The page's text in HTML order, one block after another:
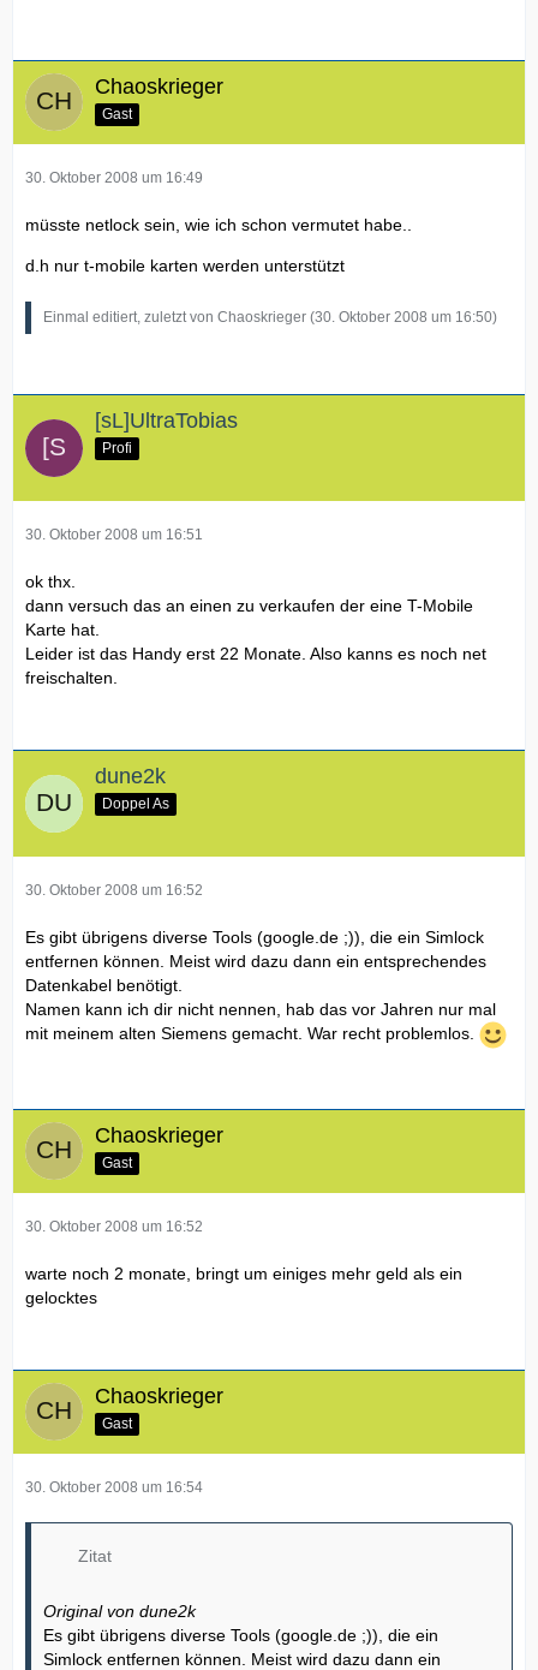
Chaoskrieger
Gast
30. Oktober 2008 um 16:49
müsste netlock sein, wie ich schon vermutet habe..
d.h nur t-mobile karten werden unterstützt
Einmal editiert, zuletzt von Chaoskrieger (30. Oktober 2008 um 16:50)
[sL]UltraTobias
Profi
30. Oktober 2008 um 16:51
ok thx.
dann versuch das an einen zu verkaufen der eine T-Mobile
Karte hat.
Leider ist das Handy erst 22 Monate. Also kanns es noch net
freischalten.
dune2k
Doppel As
30. Oktober 2008 um 16:52
Es gibt übrigens diverse Tools (google.de ;)), die ein Simlock
entfernen können. Meist wird dazu dann ein entsprechendes
Datenkabel benötigt.
Namen kann ich dir nicht nennen, hab das vor Jahren nur mal
mit meinem alten Siemens gemacht. War recht problemlos.
Chaoskrieger
Gast
30. Oktober 2008 um 16:52
warte noch 2 monate, bringt um einiges mehr geld als ein
gelocktes
Chaoskrieger
Gast
30. Oktober 2008 um 16:54
Zitat
Original von dune2k
Es gibt übrigens diverse Tools (google.de ;)), die ein
Simlock entfernen können. Meist wird dazu dann ein